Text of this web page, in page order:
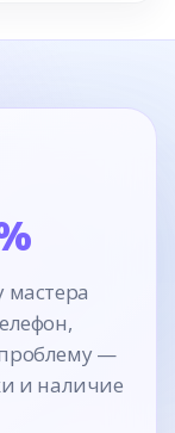
мастера
—
и наличие